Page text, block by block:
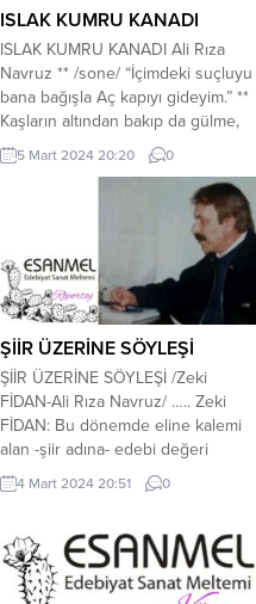
ISLAK KUMRU KANADI
ISLAK KUMRU KANADI Ali Rıza
Navruz ** /sone/ “İçimdeki suçluyu
bana bağışla Aç kapıyı gideyim.” **
Kaşların altından bakıp da gülme,
Ok olur gülüşün derine batar…
Beni hurda bilip, istersen alma, Gün
olur bu felek, kervana katar! Islak
öpüşlerin tuzunda kaldım, Garip
gecelerin ayaz ıslığı… Şal yorgan
altında hülyaya daldım,...
5 Mart 2024 20:20 0
ŞİİR ÜZERİNE SÖYLEŞİ
ŞİİR ÜZERİNE SÖYLEŞİ /Zeki
FİDAN-Ali Rıza Navruz/ ….. Zeki
FİDAN: Bu dönemde eline kalemi
alan -şiir adına- edebi değeri
olmayan bir şeyler yazıyor. bu
hususta neler düşünüyorsunuz? Ali
düşünmekte haklısınız galiba…
Günümüzde okumaktan çok yazma
hevesinde olunuyor nedense. Şiir
4 Mart 2024 20:51 0